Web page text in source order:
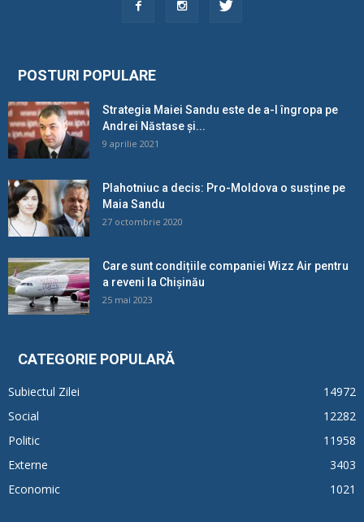
POSTURI POPULARE
Strategia Maiei Sandu este de a-l îngropa pe
Andrei Năstase și...
9 aprilie 2021
Plahotniuc a decis: Pro-Moldova o susține pe
Maia Sandu
27 octombrie 2020
Care sunt condițiile companiei Wizz Air pentru
a reveni la Chișinău
25 mai 2023
CATEGORIE POPULARĂ
Subiectul Zilei
14972
Social
12282
Politic
11958
Externe
3403
Economic
1021